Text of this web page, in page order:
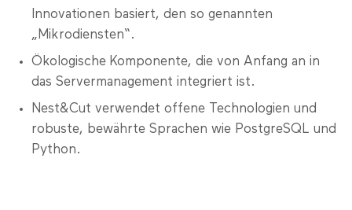
Innovationen basiert, den so genannten
„Mikrodiensten“.
Ökologische Komponente, die von Anfang an in
das Servermanagement integriert ist.
Nest&Cut verwendet offene Technologien und
robuste, bewährte Sprachen wie PostgreSQL und
Python.